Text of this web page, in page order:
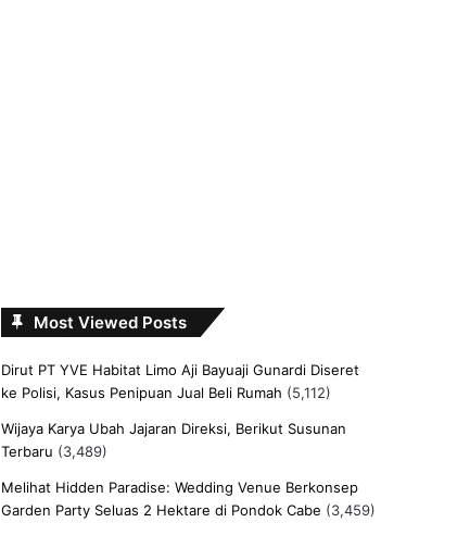
Most Viewed Posts
Dirut PT YVE Habitat Limo Aji Bayuaji Gunardi Diseret
ke Polisi, Kasus Penipuan Jual Beli Rumah (5,112)
Wijaya Karya Ubah Jajaran Direksi, Berikut Susunan
Terbaru (3,489)
Melihat Hidden Paradise: Wedding Venue Berkonsep
Garden Party Seluas 2 Hektare di Pondok Cabe (3,459)